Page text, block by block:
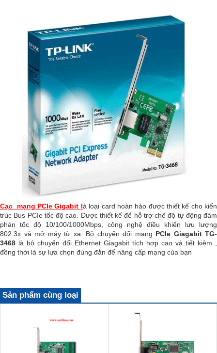
Cạc mạng PCIe Gigabit là loại card hoàn hảo được thiết kế cho kiến
trúc Bus PCIe tốc độ cao. Được thiết kế để hỗ trợ chế độ tự động đàm
phán tốc độ 10/100/1000Mbps, công nghệ điều khiển lưu lượng
802.3x và mở máy từ xa. Bộ chuyển đổi mạng PCIe Giagabit TG-
3468 là bộ chuyển đổi Ethernet Giagabit tích hợp cao và tiết kiệm ,
đồng thời là sự lựa chọn đúng đắn để nâng cấp mạng của bạn
Sản phẩm cùng loại